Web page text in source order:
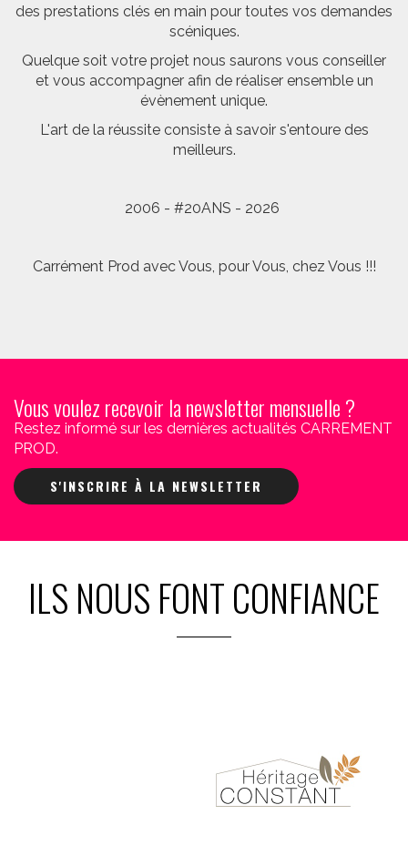
des prestations clés en main pour toutes vos demandes
scéniques.
Quelque soit votre projet nous saurons vous conseiller
et vous accompagner afin de réaliser ensemble un
évènement unique.
L'art de la réussite consiste à savoir s'entoure des
meilleurs.
2006 - #20ANS - 2026
Carrément Prod avec Vous, pour Vous, chez Vous !!!
Vous voulez recevoir la newsletter mensuelle ?
Restez informé sur les dernières actualités CARREMENT
PROD.
S'INSCRIRE À LA NEWSLETTER
ILS NOUS FONT CONFIANCE